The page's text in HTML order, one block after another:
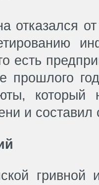
отказался
есть
который
и составил
гривной